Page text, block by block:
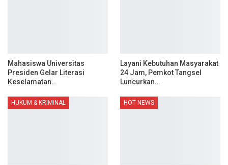
Mahasiswa Universitas
Presiden Gelar Literasi
Keselamatan…
Layani Kebutuhan Masyarakat
24 Jam, Pemkot Tangsel
Luncurkan…
HUKUM & KRIMINAL HOT NEWS